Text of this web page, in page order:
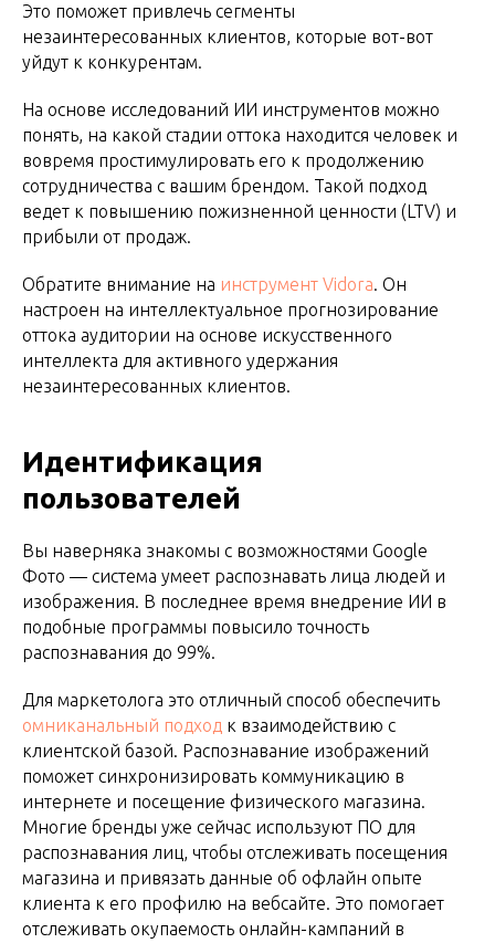
Это поможет привлечь сегменты
незаинтересованных клиентов, которые вот-вот
уйдут к конкурентам.
На основе исследований ИИ инструментов можно
понять, на какой стадии оттока находится человек и
вовремя простимулировать его к продолжению
сотрудничества с вашим брендом. Такой подход
ведет к повышению пожизненной ценности (LTV) и
прибыли от продаж.
Обратите внимание на инструмент Vidora. Он
настроен на интеллектуальное прогнозирование
оттока аудитории на основе искусственного
интеллекта для активного удержания
незаинтересованных клиентов.
Идентификация
пользователей
Вы наверняка знакомы с возможностями Google
Фото — система умеет распознавать лица людей и
изображения. В последнее время внедрение ИИ в
подобные программы повысило точность
распознавания до 99%.
Для маркетолога это отличный способ обеспечить
омниканальный подход к взаимодействию с
клиентской базой. Распознавание изображений
поможет синхронизировать коммуникацию в
интернете и посещение физического магазина.
Многие бренды уже сейчас используют ПО для
распознавания лиц, чтобы отслеживать посещения
магазина и привязать данные об офлайн опыте
клиента к его профилю на вебсайте. Это помогает
отслеживать окупаемость онлайн-кампаний в